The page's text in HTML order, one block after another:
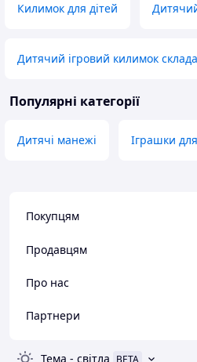
Килимок для дітей
Дитячий ігровий килимок
Популярні категорії
Дитячі манежі Іграшки
Покупцям
Продавцям
Про нас
Партнери
Тема - світла